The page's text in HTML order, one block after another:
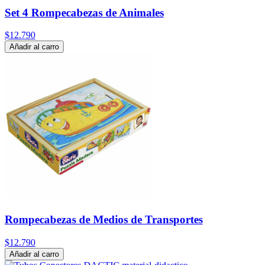
Set 4 Rompecabezas de Animales
$12.790
Añadir al carro
Rompecabezas de Medios de Transportes
$12.790
Añadir al carro